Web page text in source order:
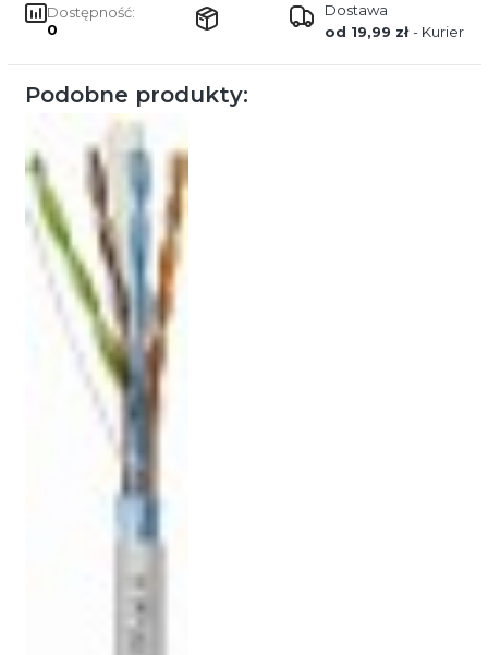
Dostępność:
0
Dostawa
od 19,99 zł- Kurier
Podobne produkty: